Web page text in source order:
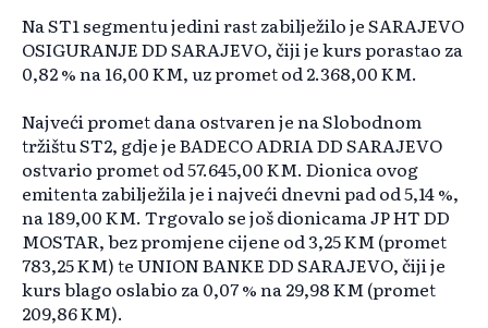
Na ST1 segmentu jedini rast zabilježilo je SARAJEVO
OSIGURANJE DD SARAJEVO, čiji je kurs porastao za
0,82 % na 16,00 KM, uz promet od 2.368,00 KM.
Najveći promet dana ostvaren je na Slobodnom
tržištu ST2, gdje je BADECO ADRIA DD SARAJEVO
ostvario promet od 57.645,00 KM. Dionica ovog
emitenta zabilježila je i najveći dnevni pad od 5,14 %,
na 189,00 KM. Trgovalo se još dionicama JP HT DD
MOSTAR, bez promjene cijene od 3,25 KM (promet
783,25 KM) te UNION BANKE DD SARAJEVO, čiji je
kurs blago oslabio za 0,07 % na 29,98 KM (promet
209,86 KM).